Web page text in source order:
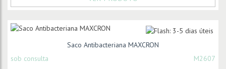
Saco Antibacteriana MAXCRON
sob consulta
M2607